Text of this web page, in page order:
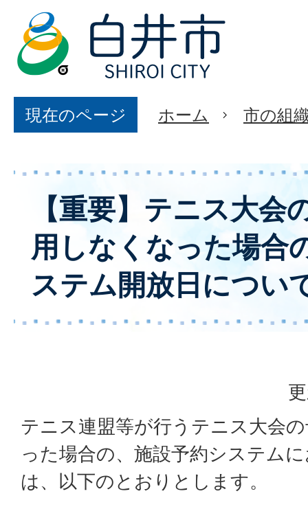
現在のページ ホーム 市の組
【重要】テニス大会
用しなくなった場合
ステム開放日につい
テニス連盟等が行うテニス大会
った場合の、施設予約システム
は、以下のとおりとします。